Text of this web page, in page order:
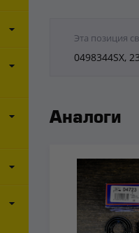
Эта позиция
0498344SX,
Аналоги